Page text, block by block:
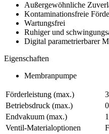
Außergewöhnliche
Kontaminationsfreie
Wartungsfrei
Ruhiger und
Digital parametrierbarer
Eigenschaften
Membranpumpe
Förderleistung (max.)
Betriebsdruck (max.)
Endvakuum (max.)
Ventil-Materialoptionen